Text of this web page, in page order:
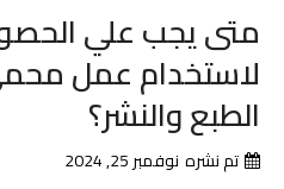
متى يجب علي
لاستخدام عمل
الطبع والنشر؟
تم نشره نوفمبر 25, 2024